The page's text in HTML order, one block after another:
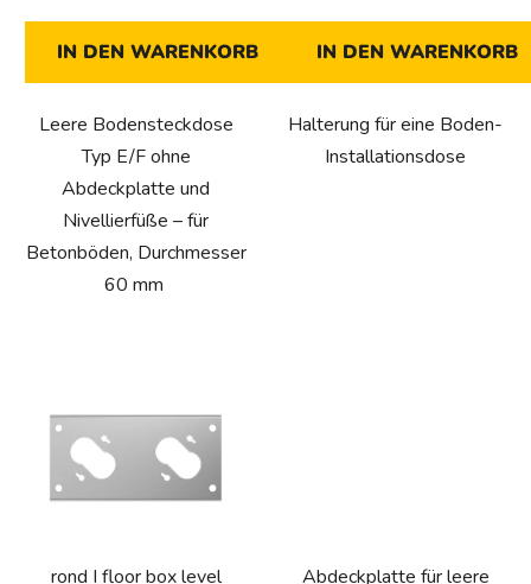
k
e
IN DEN WARENKORB
Leere Bodensteckdose
Typ E/F ohne
Abdeckplatte und
Nivellierfüße – für
Betonböden, Durchmesser
60 mm
IN DEN WARENKORB
Halterung für eine Boden-
Installationsdose
rond I floor box level Abdeckplatte für leere